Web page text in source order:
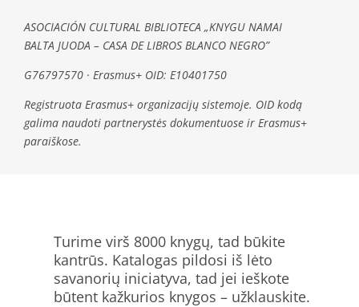
ASOCIACIÓN CULTURAL BIBLIOTECA „KNYGU NAMAI
BALTA JUODA – CASA DE LIBROS BLANCO NEGRO”
G76797570 · Erasmus+ OID: E10401750
Registruota Erasmus+ organizacijų sistemoje. OID kodą
galima naudoti partnerystės dokumentuose ir Erasmus+
paraiškose.
Turime virš 8000 knygų, tad būkite
kantrūs. Katalogas pildosi iš lėto
savanorių iniciatyva, tad jei ieškote
būtent kažkurios knygos – užklauskite.